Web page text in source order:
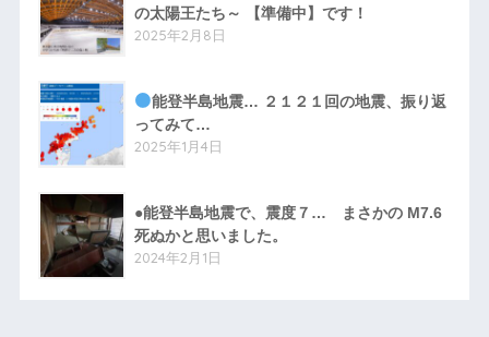
の太陽王たち～ 【準備中】です！
2025年2月8日
能登半島地震… ２１２１回の地震、振り返
ってみて…
2025年1月4日
●能登半島地震で、震度７… まさかの M7.6
死ぬかと思いました。
2024年2月1日